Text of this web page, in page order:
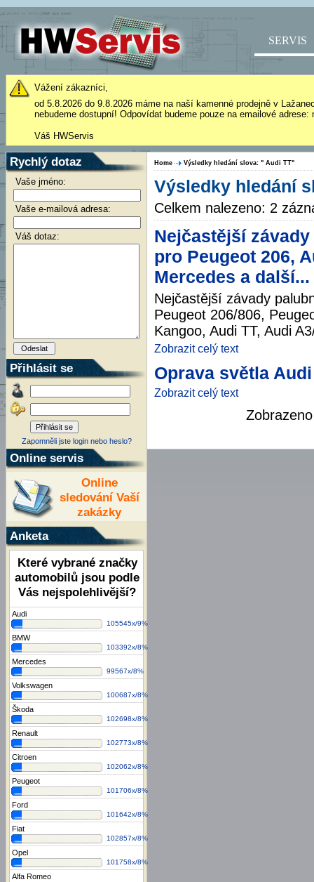
SERVIS
Vážení zákazníci,
od 5.8.2026 do 9.8.2026 máme na naší kamenné prodejně v
nebudeme dostupní! Odpovídat budeme pouze na emailové
Váš HWServis
Rychlý dotaz
Vaše jméno:
Vaše e-mailová adresa:
Váš dotaz:
Přihlásit se
Zapomněli jste login nebo heslo?
Online servis
Online
sledování Vaší
zakázky
Anketa
Které vybrané značky
automobilů jsou podle
Vás nejspolehlivější?
Audi
105545x/9%
BMW
103392x/8%
Mercedes
99567x/8%
Volkswagen
100687x/8%
Škoda
102698x/8%
Renault
102773x/8%
Citroen
102062x/8%
Peugeot
101706x/8%
Ford
101642x/8%
Fiat
102857x/8%
Opel
101758x/8%
Alfa Romeo
Home Výsledky hledání slova: " Audi TT"
Výsledky hledání
Celkem nalezeno: 2
Nejčastější
pro Peugeot 206,
Mercedes a další...
Nejčastější závady
Peugeot 206/806,
Kangoo, Audi TT, Audi
Zobrazit celý text
Oprava světla
Zobrazit celý text